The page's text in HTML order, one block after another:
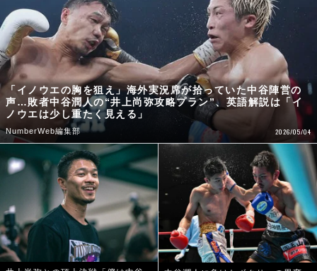
「イノウエの胸を狙え」海外実況席が拾っていた中谷陣営の
声…敗者中谷潤人の“井上尚弥攻略プラン”、英語解説は「イ
ノウエは少し重たく見える」
NumberWeb編集部 2026/05/04